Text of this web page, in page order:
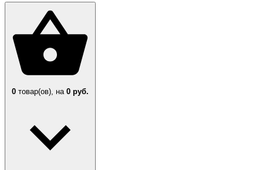
0 товар(ов), на 0 руб.